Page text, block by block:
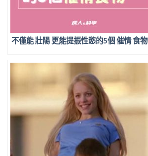
不僅能 壯陽 更能提振性慾的5個 催情 食物